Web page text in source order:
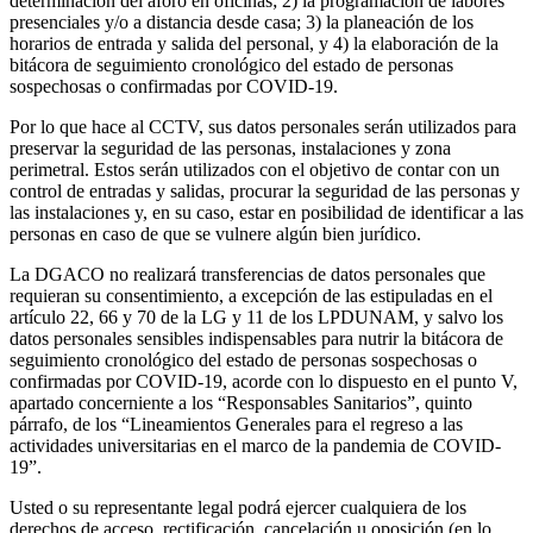
presenciales y/o a distancia desde casa; 3) la planeación de los
horarios de entrada y salida del personal, y 4) la elaboración de la
bitácora de seguimiento cronológico del estado de personas
sospechosas o confirmadas por COVID-19.
Por lo que hace al CCTV, sus datos personales serán utilizados para
preservar la seguridad de las personas, instalaciones y zona
perimetral. Estos serán utilizados con el objetivo de contar con un
control de entradas y salidas, procurar la seguridad de las personas y
las instalaciones y, en su caso, estar en posibilidad de identificar a las
personas en caso de que se vulnere algún bien jurídico.
La DGACO no realizará transferencias de datos personales que
requieran su consentimiento, a excepción de las estipuladas en el
artículo 22, 66 y 70 de la LG y 11 de los LPDUNAM, y salvo los
datos personales sensibles indispensables para nutrir la bitácora de
seguimiento cronológico del estado de personas sospechosas o
confirmadas por COVID-19, acorde con lo dispuesto en el punto V,
apartado concerniente a los “Responsables Sanitarios”, quinto
párrafo, de los “Lineamientos Generales para el regreso a las
actividades universitarias en el marco de la pandemia de COVID-
19”.
Usted o su representante legal podrá ejercer cualquiera de los